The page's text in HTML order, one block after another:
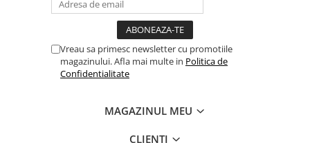
Vreau sa primesc newsletter cu promotiile
magazinului. Afla mai multe in Politica de
Confidentialitate
MAGAZINUL MEU
CLIENTI